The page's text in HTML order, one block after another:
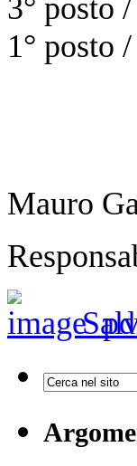
3° posto
1° posto
Mauro